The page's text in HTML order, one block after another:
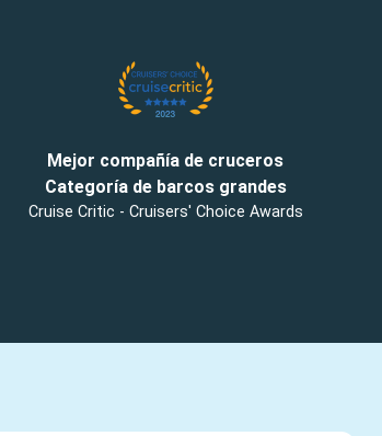
Mejor compañía de cruceros
Categoría de barcos grandes
Cruise Critic - Cruisers' Choice Awards